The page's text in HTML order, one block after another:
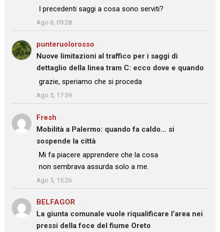
: “I precedenti saggi a cosa sono serviti?
Ago 6, 09:28
punteruolorosso
Nuove limitazioni al traffico per i saggi di
dettaglio della linea tram C: ecco dove e quando
: “
grazie, speriamo che si proceda
”
Ago 5, 17:39
Fresh
Mobilità a Palermo: quando fa caldo… si
sospende la città
: “
Mi fa piacere apprendere che la cosa
non sembrava assurda solo a me.
”
Ago 5, 15:26
BELFAGOR
La giunta comunale vuole riqualificare l’area nei
pressi della foce del fiume Oreto